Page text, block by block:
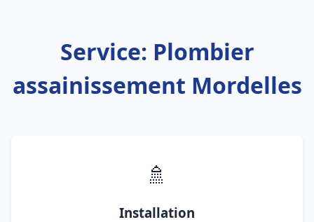
Service: Plombier
assainissement Mordelles
🚿
Installation